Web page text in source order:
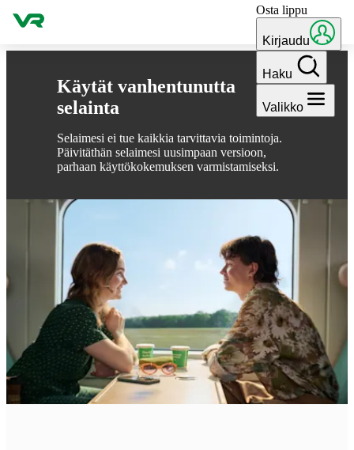
Käytät vanhentunutta
selainta
Selaimesi ei tue kaikkia tarvittavia toimintoja.
Päivitäthän selaimesi uusimpaan versioon,
parhaan käyttökokemuksen varmistamiseksi.
Hyppää sisältöön Osta lippu
Kirjaudu
Haku
Valikko